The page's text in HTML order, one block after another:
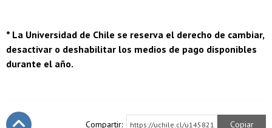
* La Universidad de Chile se reserva el derecho de cambiar,
desactivar o deshabilitar los medios de pago disponibles
durante el año.
Compartir: https://uchile.cl/u145821 Copiar